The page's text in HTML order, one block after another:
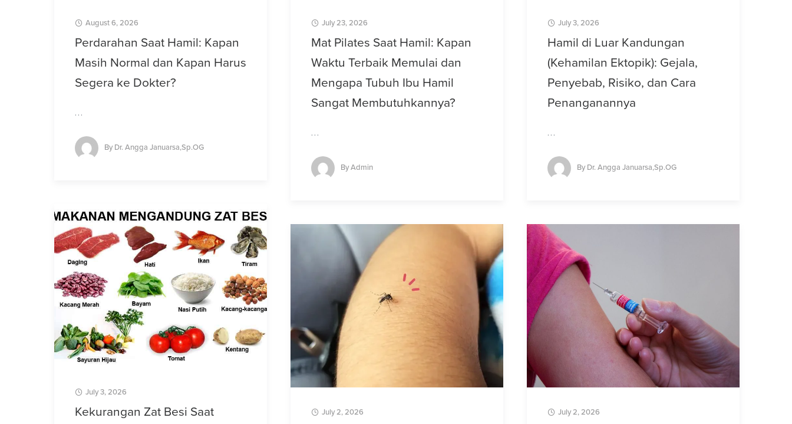
August 6, 2026
Perdarahan Saat Hamil: Kapan
Masih Normal dan Kapan Harus
Segera ke Dokter?
…
ByDr. Angga Januarsa,Sp.OG
July 23, 2026
Mat Pilates Saat Hamil: Kapan
Waktu Terbaik Memulai dan
Mengapa Tubuh Ibu Hamil
Sangat Membutuhkannya?
…
ByAdmin
July 3, 2026
Hamil di Luar Kandungan
(Kehamilan Ektopik): Gejala,
Penyebab, Risiko, dan Cara
Penanganannya
…
ByDr. Angga Januarsa,Sp.OG
July 3, 2026
Kekurangan Zat Besi Saat
July 2, 2026 July 2, 2026